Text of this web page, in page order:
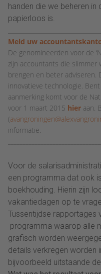
handen die we beheren in
papierloos is.
Meld uw
De genomineerden voor de
zijn accountants die
brengen en beter adviseren.
innovatieve technologie.
aanmerking komt voor de
voor 1 maart 2015 hier aan.
(
informatie.
Voor de
een programma dat ook
boekhouding. Hierin zijn
vakantiedagen op te
Tussentijdse rapportages
programma waarop alle
grafisch worden
details verkregen worden
bijvoorbeeld uitstaande